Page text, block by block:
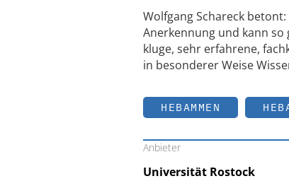
Wolfgang Schareck
Anerkennung und kann
kluge, sehr erfahrene,
in besonderer Weise
HEBAMMEN
Anbieter
Universität Rostock